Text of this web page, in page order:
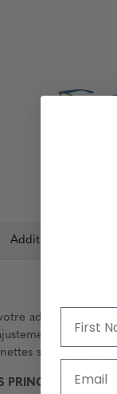
Additional
adolescent à
plus
sont
PRINCIPALES